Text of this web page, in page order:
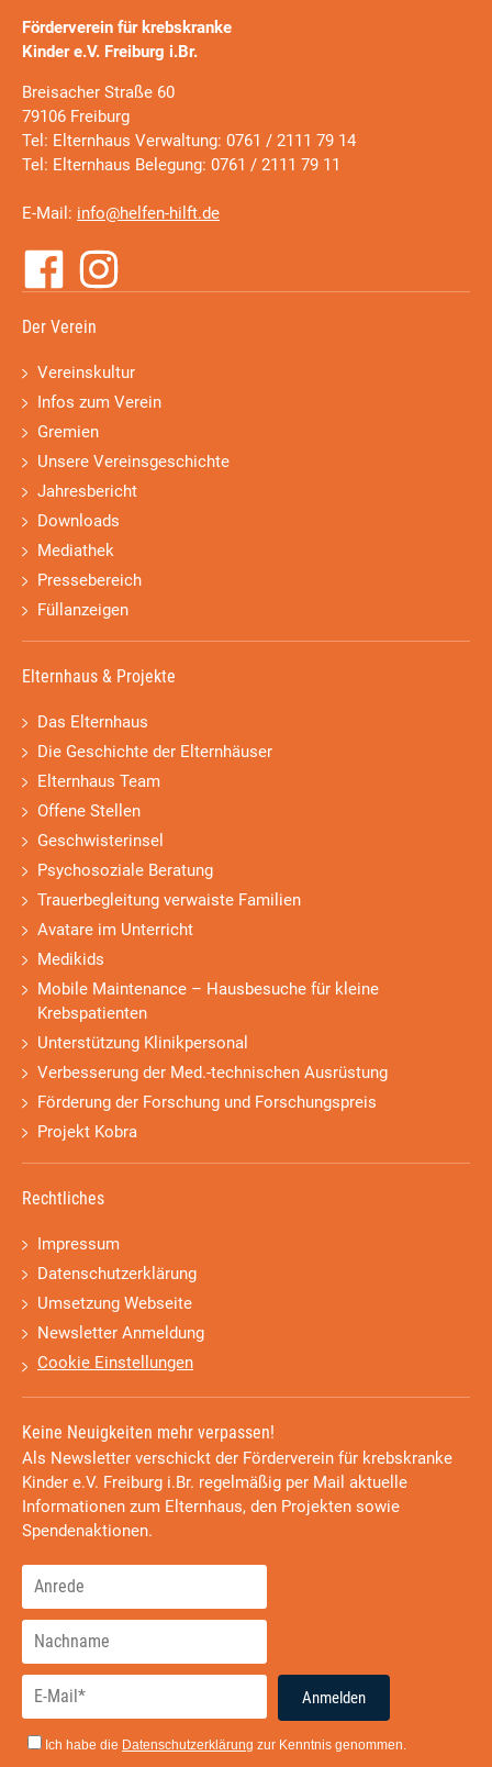
Förderverein für krebskranke
Kinder e.V. Freiburg i.Br.
Breisacher Straße 60
79106 Freiburg
Tel: Elternhaus Verwaltung: 0761 / 2111 79 14
Tel: Elternhaus Belegung: 0761 / 2111 79 11
E-Mail: info@helfen-hilft.de
Der Verein
Vereinskultur
Infos zum Verein
Gremien
Unsere Vereinsgeschichte
Jahresbericht
Downloads
Mediathek
Pressebereich
Füllanzeigen
Elternhaus & Projekte
Das Elternhaus
Die Geschichte der Elternhäuser
Elternhaus Team
Offene Stellen
Geschwisterinsel
Psychosoziale Beratung
Trauerbegleitung verwaiste Familien
Avatare im Unterricht
Medikids
Mobile Maintenance – Hausbesuche für kleine
Krebspatienten
Unterstützung Klinikpersonal
Verbesserung der Med.-technischen Ausrüstung
Förderung der Forschung und Forschungspreis
Projekt Kobra
Rechtliches
Impressum
Datenschutzerklärung
Umsetzung Webseite
Newsletter Anmeldung
Cookie Einstellungen
Keine Neuigkeiten mehr verpassen!
Als Newsletter verschickt der Förderverein für krebskranke
Kinder e.V. Freiburg i.Br. regelmäßig per Mail aktuelle
Informationen zum Elternhaus, den Projekten sowie
Spendenaktionen.
Anmelden
Ich habe die Datenschutzerklärung zur Kenntnis genommen.